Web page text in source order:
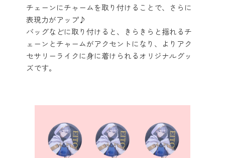
チェーンにチャームを取り付けることで、さらに
表現力がアップ♪
バッグなどに取り付けると、きらきらと揺れるチ
ェーンとチャームがアクセントになり、よりアク
セサリーライクに身に着けられるオリジナルグッ
ズです。